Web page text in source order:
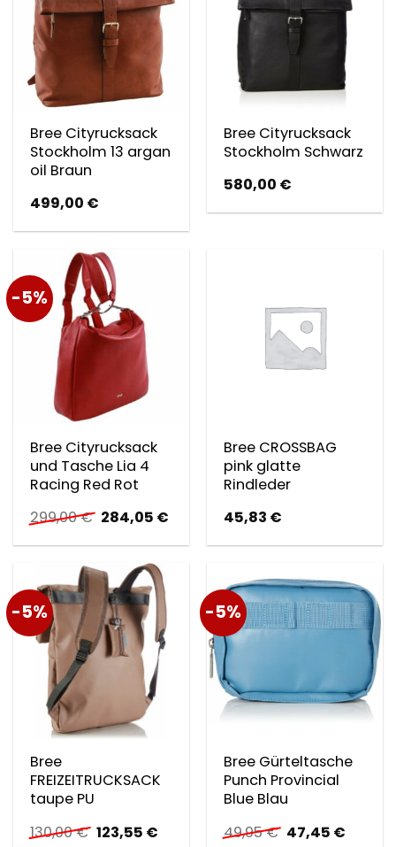
Bree Cityrucksack
Stockholm 13 argan
oil Braun
499,00 €
Bree Cityrucksack
Stockholm Schwarz
580,00 €
-5%
Bree Cityrucksack
und Tasche Lia 4
Racing Red Rot
299,00€ Ursprünglicher
Preis
war:
299,00 €
284,05 € Aktueller
ist:
Bree CROSSBAG
pink glatte
Rindleder
45,83 €
-5%
Bree
FREIZEITRUCKSACK
taupe PU
130,00€ Ursprünglicher
123,55 €
-5%
Bree Gürteltasche
Punch Provincial
Blue Blau
49,95€ Ursprünglicher
47,45 €